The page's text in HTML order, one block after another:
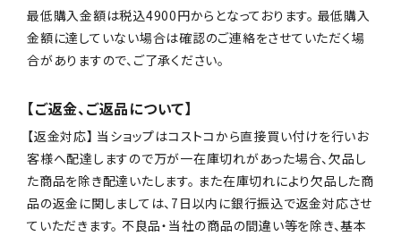
最低購入金額は税込4900円からとなっております。 最低購入
金額に達していない場合は確認のご連絡をさせていただく場
合がありますので、ご了承ください。
【ご返金、ご返品について】
【返金対応】 当ショップはコストコから直接買い付けを行いお
客様へ配達しますので万が一在庫切れがあった場合、欠品し
た商品を除き配達いたします。 また在庫切れにより欠品した商
品の返金に関しましては、7日以内に銀行振込で返金対応させ
ていただきます。 不良品・当社の商品の間違い等を除き、基本